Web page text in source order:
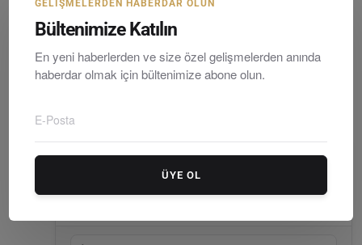
Muğla Büyükşehir Belediyesi Spor Kulübü’nden Satranç...
Sunday, Temmuzy 26, 2026 0
GELIŞMELERDEN HABERDAR OLUN
Bültenimize Katılın
En yeni haberlerden ve size özel gelişmelerden anında
haberdar olmak için bültenimize abone olun.
ÜYE OL